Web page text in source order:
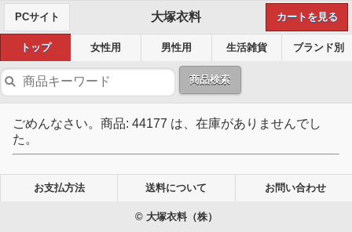
PCサイト 大塚衣料 カートを見る
トップ 女性用 男性用 生活雑貨 ブランド別
商品検索
ごめんなさい。商品: 44177 は、在庫がありませんでし
た。
お支払方法 送料について お問い合わせ
© 大塚衣料（株）